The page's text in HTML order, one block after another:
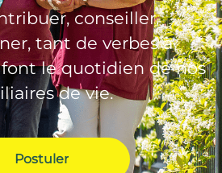
conseiller,
tant de verbes à
le quotidien de nos
de vie.
Postuler